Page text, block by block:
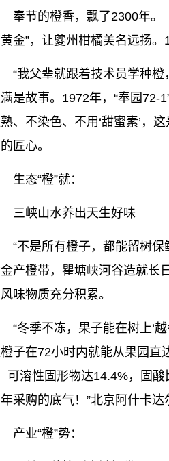
奉节的橙香，飘了2300年。
金”，让夔州柑橘美名远扬
“我父辈就跟着技术员学种
是故事。1972年，“奉园72-
、不染色、不用‘甜蜜素’，
匠心。
生态“橙”就：
三峡山水养出天生好味
“不是所有橙子，都能留树
产橙带，瞿塘峡河谷造就
味物质充分积累。
“冬季不冻，果子能在树上‘
子在72小时内就能从果园直
可溶性固形物达14.4%，固
采购的底气！”北京阿什卡
产业“橙”势：